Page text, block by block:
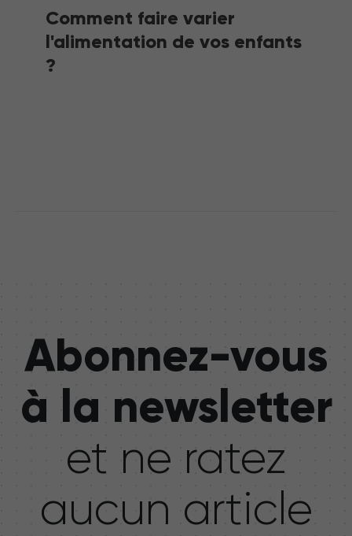
Comment faire varier
l'alimentation de vos enfants
?
Abonnez-vous
à la newsletter
et ne ratez
aucun article